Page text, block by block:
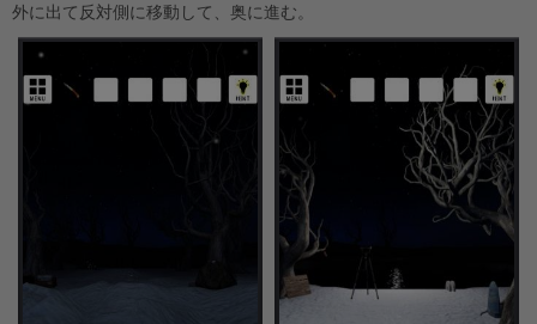
外に出て反対側に移動して、奥に進む。